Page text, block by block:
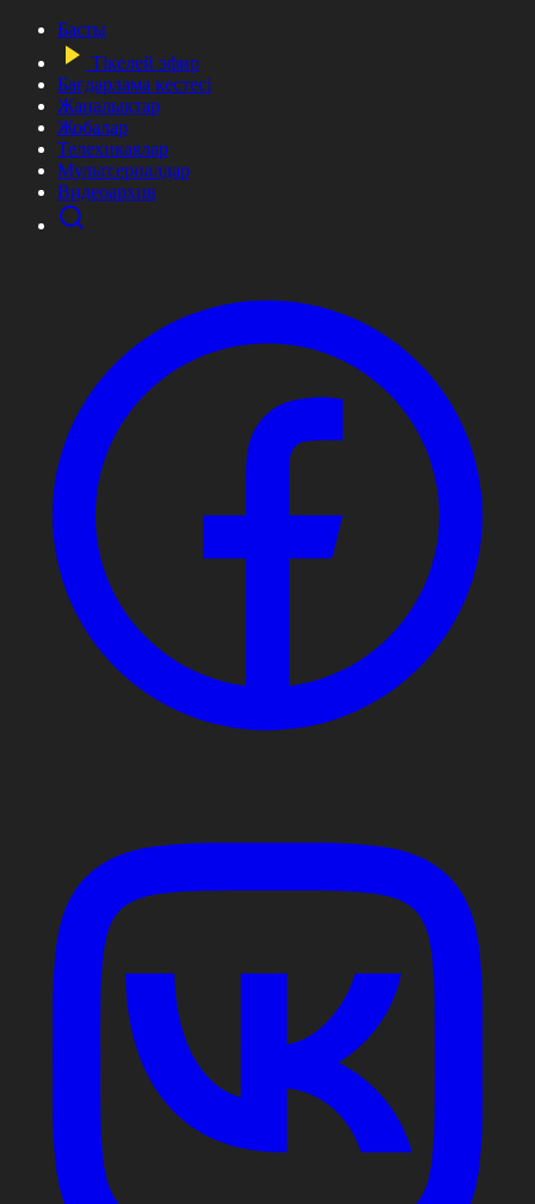
Басты
Тікелей эфир
Бағдарлама кестесі
Жаңалықтар
Жобалар
Телехикаялар
Мультсериалдар
Видеоархив